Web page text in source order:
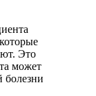
Это
может
болезни